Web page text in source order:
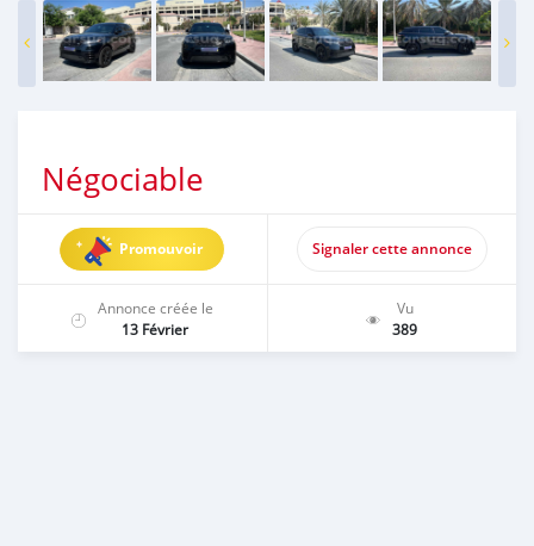
Négociable
Promouvoir Signaler cette annonce
Annonce créée le
13 Février
Vu
389